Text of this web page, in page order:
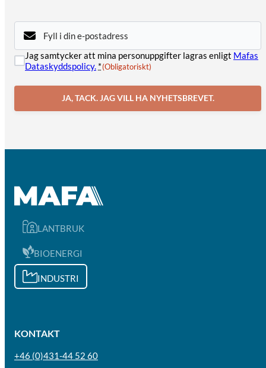
E-
post(Obligatoriskt)
Samtycke(Obligatoriskt)
Jag samtycker att mina personuppgifter lagras enligt Mafas
Dataskyddspolicy. *(Obligatoriskt)
JA, TACK. JAG VILL HA NYHETSBREVET.
LANTBRUK
BIOENERGI
INDUSTRI
KONTAKT
+46 (0)431-44 52 60